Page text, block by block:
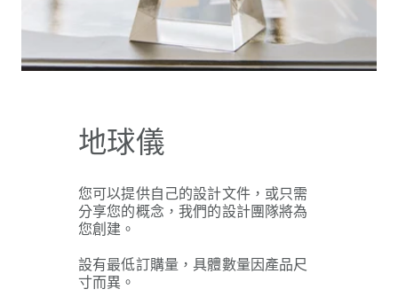
地球儀
您可以提供自己的設計文件，或只需
分享您的概念，我們的設計團隊將為
您創建。
設有最低訂購量，具體數量因產品尺
寸而異。